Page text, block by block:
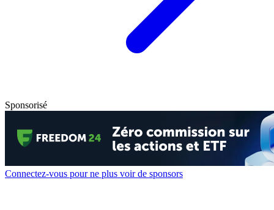
Sponsorisé
Connectez-vous pour ne plus voir de sponsors